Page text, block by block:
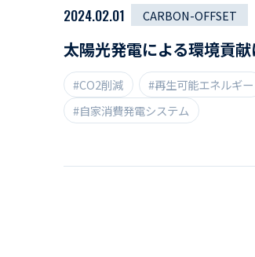
2024.02.01 CARBON-OFFSET
太陽光発電による環境貢献
#CO2削減 #再生可能エネルギー
#自家消費発電システム